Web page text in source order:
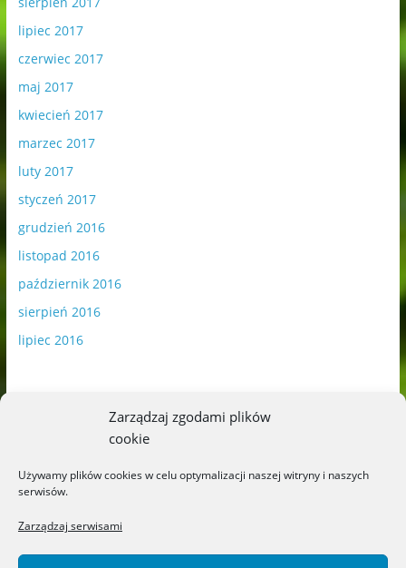
Zarządzaj zgodami plików
cookie
Używamy plików cookies w celu optymalizacji naszej witryny i naszych
serwisów.
Zarządzaj serwisami
lipiec 2017
czerwiec 2017
maj 2017
kwiecień 2017
marzec 2017
luty 2017
styczeń 2017
grudzień 2016
listopad 2016
październik 2016
sierpień 2016
lipiec 2016